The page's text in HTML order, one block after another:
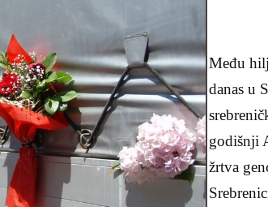
Među
danas u
godišnji
žrtva